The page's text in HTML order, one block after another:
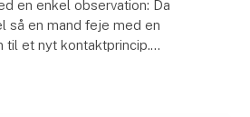
en enkel observation: Da
så en mand feje med en
til et nyt kontaktprincip.